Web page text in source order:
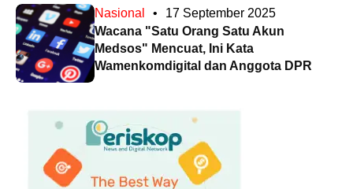
Nasional •
17 September 2025
Wacana "Satu Orang Satu Akun
Medsos" Mencuat, Ini Kata
Wamenkomdigital dan Anggota DPR